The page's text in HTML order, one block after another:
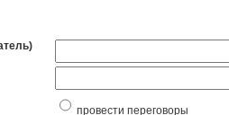
провести переговоры